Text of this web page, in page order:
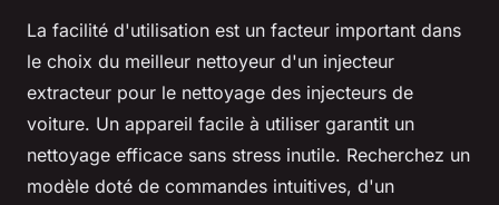
La facilité d'utilisation est un facteur important dans
le choix du meilleur nettoyeur d'un injecteur
extracteur pour le nettoyage des injecteurs de
voiture. Un appareil facile à utiliser garantit un
nettoyage efficace sans stress inutile. Recherchez un
modèle doté de commandes intuitives, d'un